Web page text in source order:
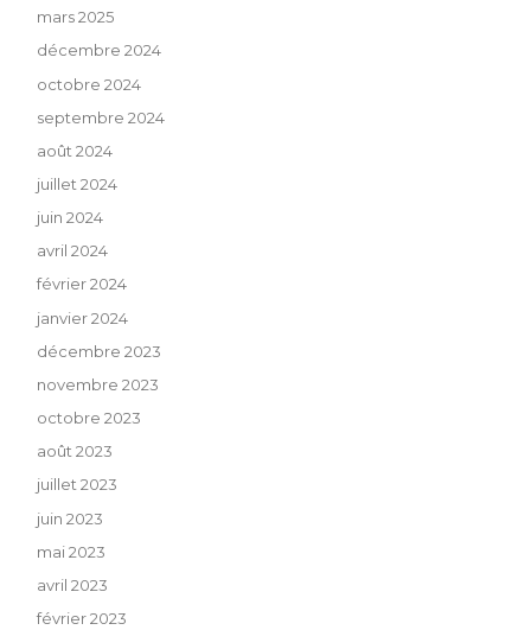
mars 2025
décembre 2024
octobre 2024
septembre 2024
août 2024
juillet 2024
juin 2024
avril 2024
février 2024
janvier 2024
décembre 2023
novembre 2023
octobre 2023
août 2023
juillet 2023
juin 2023
mai 2023
avril 2023
février 2023